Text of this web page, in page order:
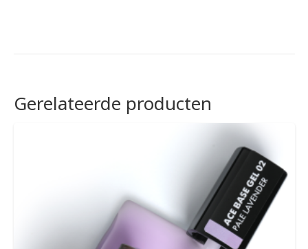
Gerelateerde producten